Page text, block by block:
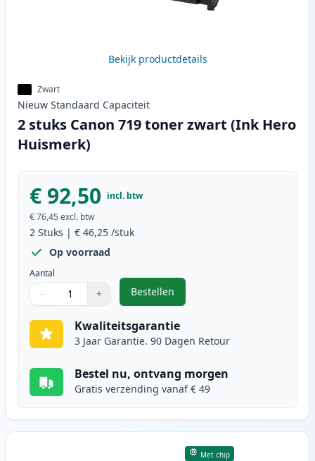
Bekijk productdetails
Zwart
Nieuw Standaard Capaciteit
2 stuks Canon 719 toner zwart (Ink Hero
Huismerk)
€ 92,50 incl. btw
€ 76,45 excl. btw
2 Stuks | € 46,25 /stuk
Op voorraad
Aantal
Gebruik de knoppen om aan te passen
− +
1
Bestellen
,2 stuks Canon 719 toner zwart
Kwaliteitsgarantie
3 Jaar Garantie. 90 Dagen Retour
Bestel nu, ontvang morgen
Gratis verzending vanaf € 49
Met chip